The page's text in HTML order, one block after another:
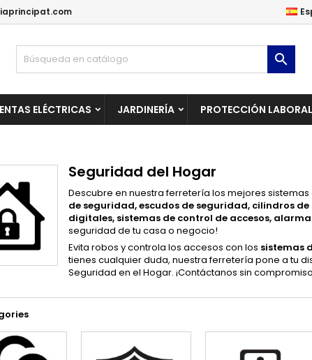

ELÉCTRICAS JARDINERÍA PROTECCIÓN LABORAL
Seguridad del Hogar
Descubre en nuestra ferretería los mejores
de seguridad, escudos de seguridad, cilindros
digitales, sistemas de control de accesos,
seguridad de tu casa o negocio!
Evita robos y controla los accesos con los sistemas
tienes cualquier duda, nuestra ferretería pone a tu
Seguridad en el Hogar. ¡Contáctanos sin
a la lista de deseos
Crear una lista nueva
lista de deseos
sesión
iniciar sesión para guardar productos en su lista de deseos.